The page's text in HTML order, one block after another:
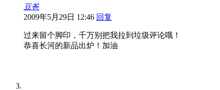
豆爸
2009年5月29日 12:46 回复
过来留个脚印，千万别把我拉到垃圾评论哦！
恭喜长河的新品出炉！加油